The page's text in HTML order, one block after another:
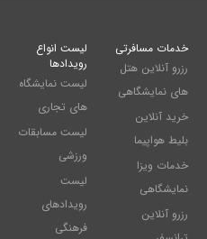
خدمات مسافرتی
رزرو آنلاین هتل
های نمایشگاهی
خرید آنلاین
بلیط هواپیما
خدمات ویزا
نمایشگاهی
رزرو آنلاین
لیست انواع
رویدادها
لیست نمایشگاه
های تجاری
لیست مسابقات
ورزشی
لیست
رویدادهای
فرهنگی